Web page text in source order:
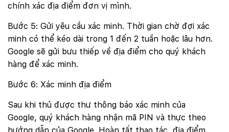
chính xác địa điểm đơn vị mình.
Bước 5: Gửi yêu cầu xác minh. Thời gian chờ đợi xác
minh có thể kéo dài trong 1 đến 2 tuần hoặc lâu hơn.
Google sẽ gửi bưu thiếp về địa điểm cho quý khách
hàng để xác minh.
Bước 6: Xác minh địa điểm
Sau khi thủ được thư thông báo xác minh của
Google, quý khách hàng nhận mã PIN và thực theo